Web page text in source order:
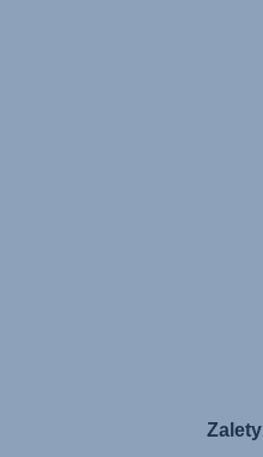
Zalety